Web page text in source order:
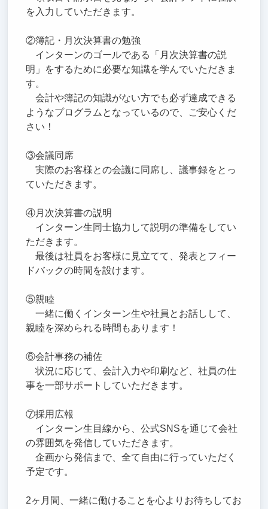
を入力していただきます。
②簿記・月次決算書の勉強
インターンのゴールである「月次決算書の説
明」をするために必要な知識を学んでいただきま
す。
会計や簿記の知識がない方でも必ず達成できる
ようなプログラムとなっているので、ご安心くだ
さい！
③会議同席
実際のお客様との会議に同席し、議事録をとっ
ていただきます。
④月次決算書の説明
インターン生同士協力して説明の準備をしてい
ただきます。
最後は社員をお客様に見立てて、発表とフィー
ドバックの時間を設けます。
⑤親睦
一緒に働くインターン生や社員とお話しして、
親睦を深められる時間もあります！
⑥会計事務の補佐
状況に応じて、会計入力や印刷など、社員の仕
事を一部サポートしていただきます。
⑦採用広報
インターン生目線から、公式SNSを通じて会社
の雰囲気を発信していただきます。
企画から発信まで、全て自由に行っていただく
予定です。
2ヶ月間、一緒に働けることを心よりお待ちしてお